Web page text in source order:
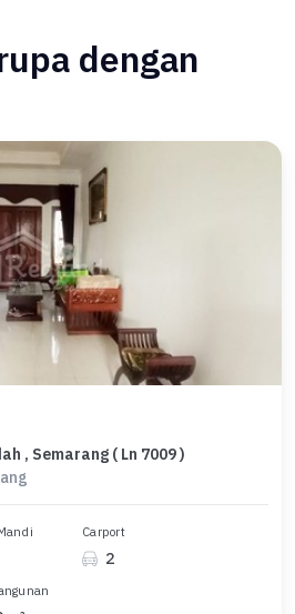
dengan
, Semarang ( Ln 7009 )
Carport
2